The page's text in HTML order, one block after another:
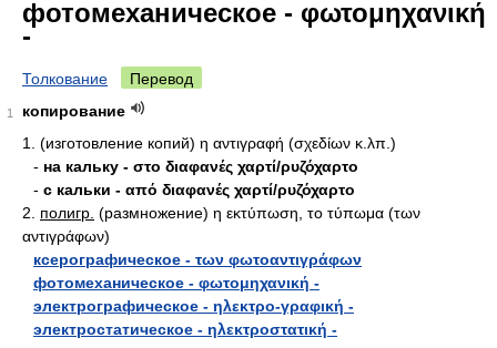
фотомеханическое - φωτομηχανική
-
Толкование Перевод
1
копирование
1. (изготовление копий) η αντιγραφή (σχεδίων κ.λπ.)
- на кальку - στο διαφανές χαρτί/ρυζόχαρτο
- с кальки - από διαφανές χαρτί/ρυζόχαρτο
2. полигр. (размножение) η εκτύπωση, το τύπωμα (των
αντιγράφων)
ксерографическое - των φωτοαντιγράφων
фотомеханическое - φωτομηχανική -
электрографическое - ηλεκτρο-γραφική -
электростатическое - ηλεκτροστατική -